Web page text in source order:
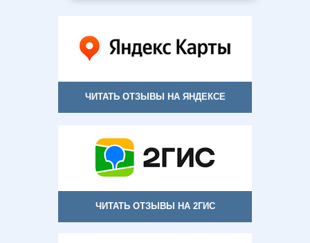
ЧИТАТЬ ОТЗЫВЫ НА ЯНДЕКСЕ
ЧИТАТЬ ОТЗЫВЫ НА 2ГИС